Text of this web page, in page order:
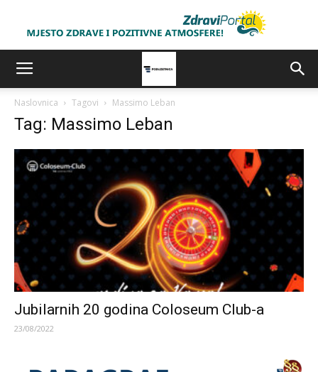
Naslovnica Tagovi Massimo Leban
Tag: Massimo Leban
Jubilarnih 20 godina Coloseum Club-a
23/08/2022